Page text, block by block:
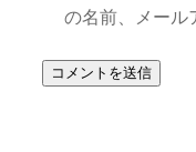
の名前、メール